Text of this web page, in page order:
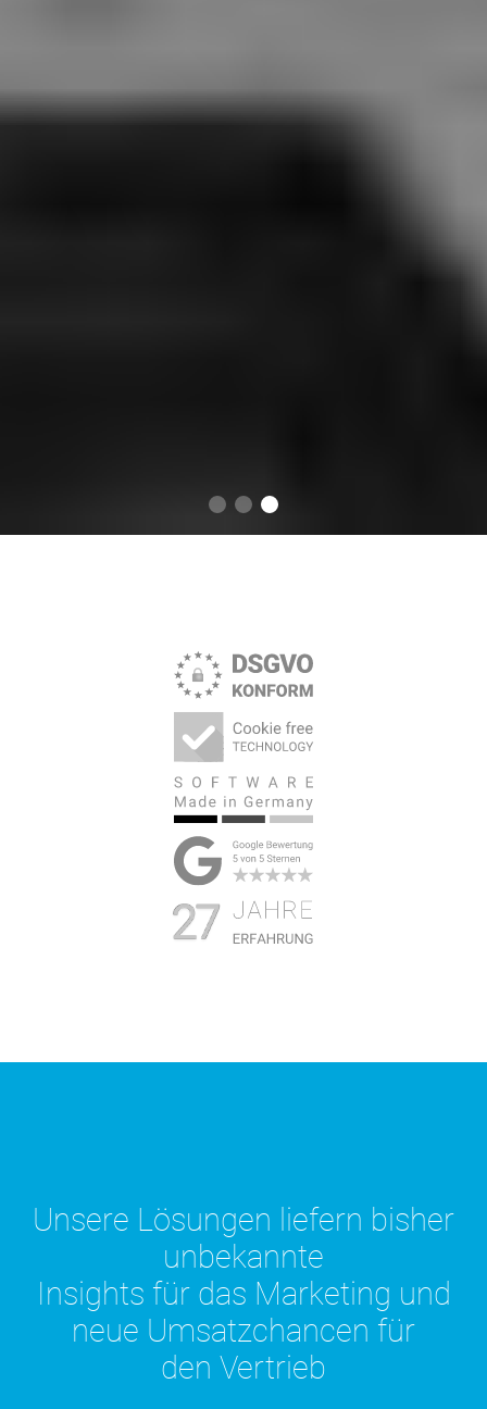
Unsere Lösungen liefern bisher
unbekannte
Insights für das Marketing und
neue Umsatzchancen für
den Vertrieb